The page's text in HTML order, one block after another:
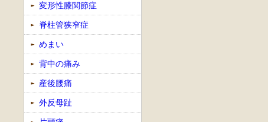
変形性膝関節症
脊柱管狭窄症
めまい
背中の痛み
産後腰痛
外反母趾